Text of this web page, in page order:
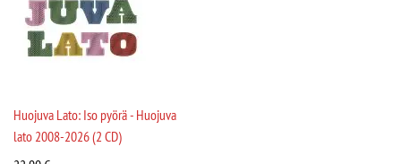
Huojuva Lato: Iso pyörä - Huojuva
lato 2008-2026 (2 CD)